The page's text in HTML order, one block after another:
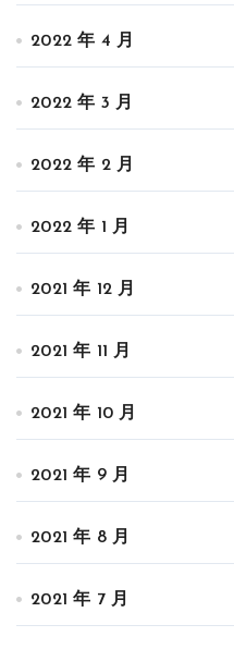
2022 年 4 月
2022 年 3 月
2022 年 2 月
2022 年 1 月
2021 年 12 月
2021 年 11 月
2021 年 10 月
2021 年 9 月
2021 年 8 月
2021 年 7 月